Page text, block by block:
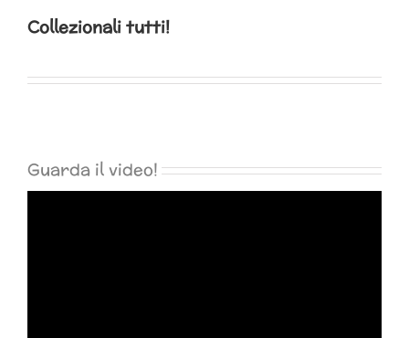
Collezionali tutti!
Guarda il video!